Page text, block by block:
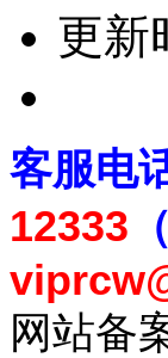
更新
客服电
12333
网站备